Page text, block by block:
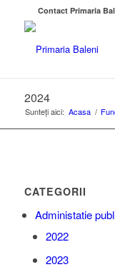
Contact Primaria
2024
Sunteți aici: Acasa /
CATEGORII
Administatie
2022
2023